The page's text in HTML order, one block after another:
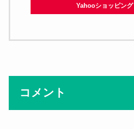
Yahooショッピング
コメント